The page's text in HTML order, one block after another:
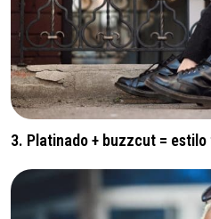
3. Platinado + buzzcut =